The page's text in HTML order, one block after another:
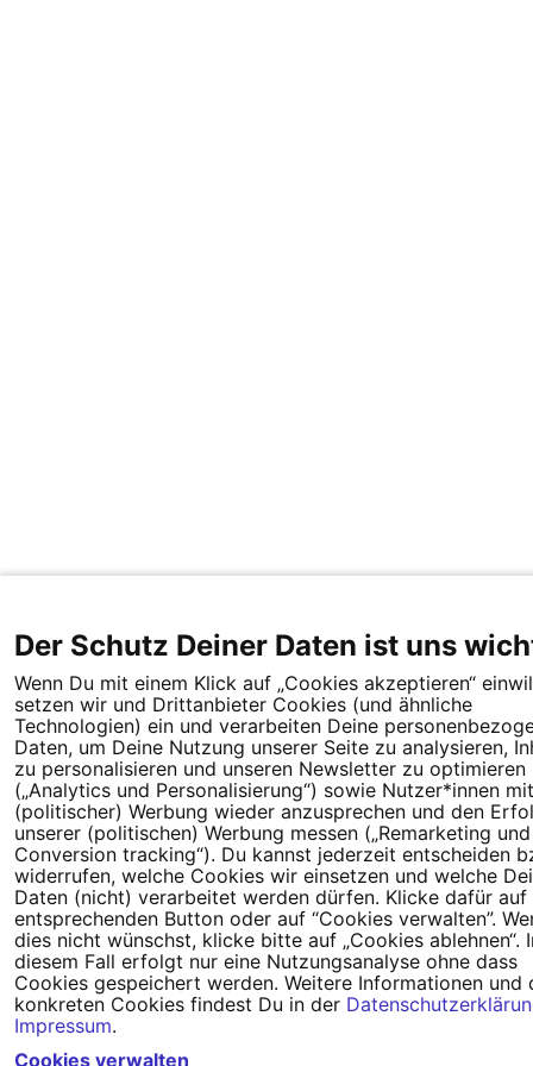
und-klimapolitik-wie-europas-staaten-ihre-
Umweltbundesamt 2019:
https://www.umweltbundesamt.de/themen/
konsum/wirtschaft-
umwelt/umweltschaedliche-
subventionen#direkte-und-indirekte-
subventionen Mehr zum bundesweiten
“Schwarm for Future” finden Sie auf:
https://SchwarmForFuture.net
Der Schutz Deiner Daten ist uns
Wenn Du mit einem Klick auf „Cookies akzeptieren“
setzen wir und Drittanbieter Cookies (und ähnliche
Technologien) ein und verarbeiten Deine
Daten, um Deine Nutzung unserer Seite zu analysieren,
zu personalisieren und unseren Newsletter zu optimieren
(„Analytics und Personalisierung“) sowie Nutzer*innen mit
(politischer) Werbung wieder anzusprechen und den
unserer (politischen) Werbung messen („Remarketing und
Conversion tracking“). Du kannst jederzeit entscheiden
widerrufen, welche Cookies wir einsetzen und welche
Daten (nicht) verarbeitet werden dürfen. Klicke dafür auf
entsprechenden Button oder auf “Cookies verwalten”.
dies nicht wünschst, klicke bitte auf „Cookies ablehnen“.
diesem Fall erfolgt nur eine Nutzungsanalyse ohne dass
Cookies gespeichert werden. Weitere Informationen und
konkreten Cookies findest Du in der
Impressum.
Cookies verwalten